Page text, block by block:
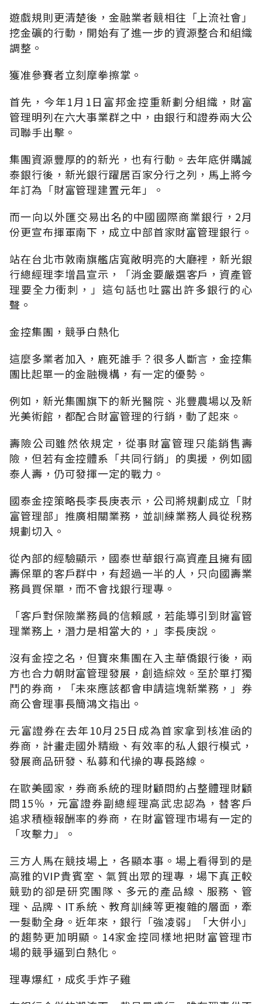
遊戲規則更清楚後，金融業者競相往「上流社會」
挖金礦的行動，開始有了進一步的資源整合和組織
調整。
獲准參賽者立刻摩拳擦掌。
首先，今年1月1日富邦金控重新劃分組織，財富
管理明列在六大事業群之中，由銀行和證券兩大公
司聯手出擊。
集團資源豐厚的的新光，也有行動。去年底併購誠
泰銀行後，新光銀行躍居百家分行之列，馬上將今
年訂為「財富管理建置元年」。
而一向以外匯交易出名的中國國際商業銀行，2月
份更宣布揮軍南下，成立中部首家財富管理銀行。
站在台北市敦南旗艦店寬敞明亮的大廳裡，新光銀
行總經理李增昌宣示，「消金要嚴選客戶，資產管
理要全力衝刺，」這句話也吐露出許多銀行的心
聲。
金控集團，競爭白熱化
這麼多業者加入，鹿死誰手？很多人斷言，金控集
團比起單一的金融機構，有一定的優勢。
例如，新光集團旗下的新光醫院、兆豐農場以及新
光美術館，都配合財富管理的行銷，動了起來。
壽險公司雖然依規定，從事財富管理只能銷售壽
險，但若有金控體系「共同行銷」的奧援，例如國
泰人壽，仍可發揮一定的戰力。
國泰金控策略長李長庚表示，公司將規劃成立「財
富管理部」推廣相關業務，並訓練業務人員從稅務
規劃切入。
從內部的經驗顯示，國泰世華銀行高資產且擁有國
壽保單的客戶群中，有超過一半的人，只向國壽業
務員買保單，而不會找銀行理專。
「客戶對保險業務員的信賴感，若能導引到財富管
理業務上，潛力是相當大的，」李長庚說。
沒有金控之名，但寶來集團在入主華僑銀行後，兩
方也合力朝財富管理發展，創造綜效。至於單打獨
鬥的券商，「未來應該都會申請這塊新業務，」券
商公會理事長簡鴻文指出。
元富證券在去年10月25日成為首家拿到核准函的
券商，計畫走國外精緻、有效率的私人銀行模式，
發展商品研發、私募和代操的專長路線。
在歐美國家，券商系統的理財顧問約占整體理財顧
問15％，元富證券副總經理高武忠認為，替客戶
追求積極報酬率的券商，在財富管理市場有一定的
「攻擊力」。
三方人馬在競技場上，各顯本事。場上看得到的是
高雅的VIP貴賓室、氣質出眾的理專，場下真正較
競勁的卻是研究團隊、多元的產品線、服務、管
理、品牌、IT系統、教育訓練等更複雜的層面，牽
一髮動全身。近年來，銀行「強凌弱」「大併小」
的趨勢更加明顯。14家金控同樣地把財富管理市
場的競爭逼到白熱化。
理專爆紅，成炙手炸子雞